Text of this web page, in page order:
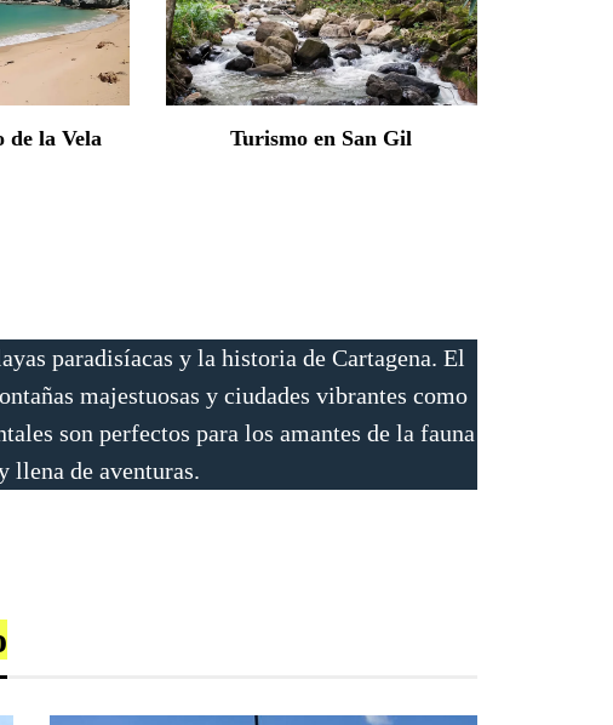
de la Vela Turismo en San Gil
paradisíacas y la historia de Cartagena. El
majestuosas y ciudades vibrantes como
son perfectos para los amantes de la fauna
llena de aventuras.